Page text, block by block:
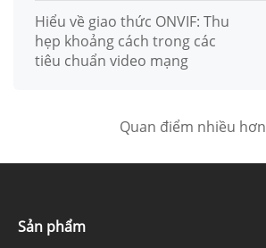
Hiểu về giao thức ONVIF: Thu
hẹp khoảng cách trong các
tiêu chuẩn video mạng
Quan điểm nhiều hơn
Sản phẩm